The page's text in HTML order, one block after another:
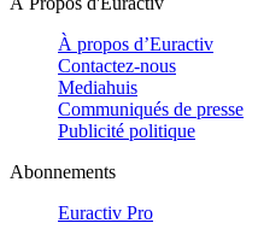
À propos d’Euractiv
Contactez-nous
Mediahuis
Communiqués de presse
Publicité politique
Abonnements
Euractiv Pro